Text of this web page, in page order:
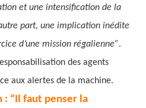
et une intensification de la
part, une implication inédite
d’une mission régalienne”.
des agents
aux alertes de la machine.
: “Il faut penser la